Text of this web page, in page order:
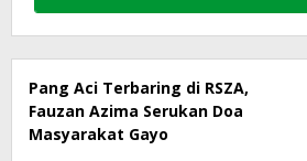
Pang Aci Terbaring di RSZA,
Fauzan Azima Serukan Doa
Masyarakat Gayo